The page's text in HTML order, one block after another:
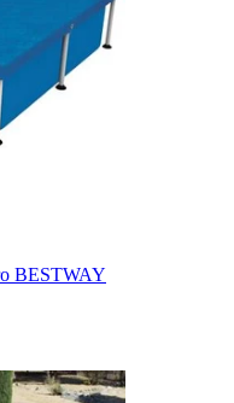
BESTWAY